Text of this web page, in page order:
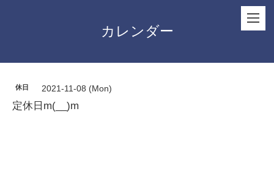
カレンダー
休日 2021-11-08 (Mon)
定休日m(__)m